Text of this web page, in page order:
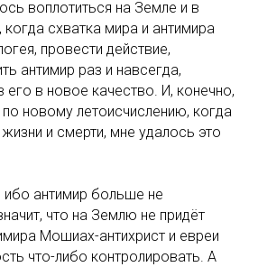
воплотиться на Земле и в
схватка мира и антимира
провести действие,
антимир раз и навсегда,
в новое качество. И, конечно,
новому летоисчислению, когда
и смерти, мне удалось это
ибо антимир больше не
что на Землю не придёт
Мошиах-антихрист и евреи
что-либо контролировать. А